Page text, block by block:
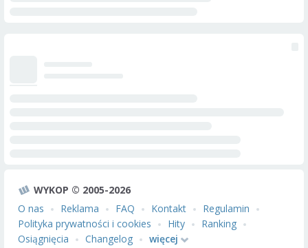
WYKOP © 2005-2026
O nas
Reklama FAQ Kontakt
Regulamin
Polityka prywatności i cookies
Hity
Ranking
Osiągnięcia
Changelog więcej